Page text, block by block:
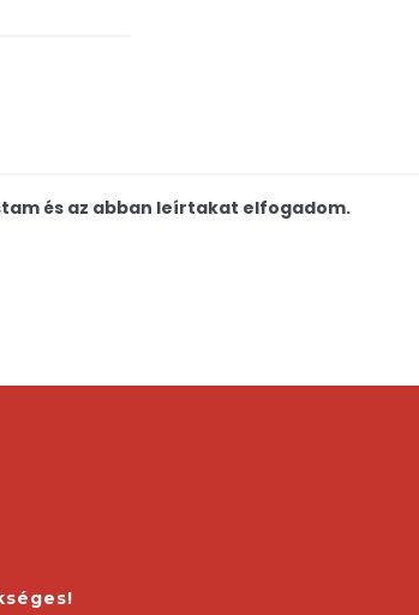
és az abban leírtakat elfogadom.